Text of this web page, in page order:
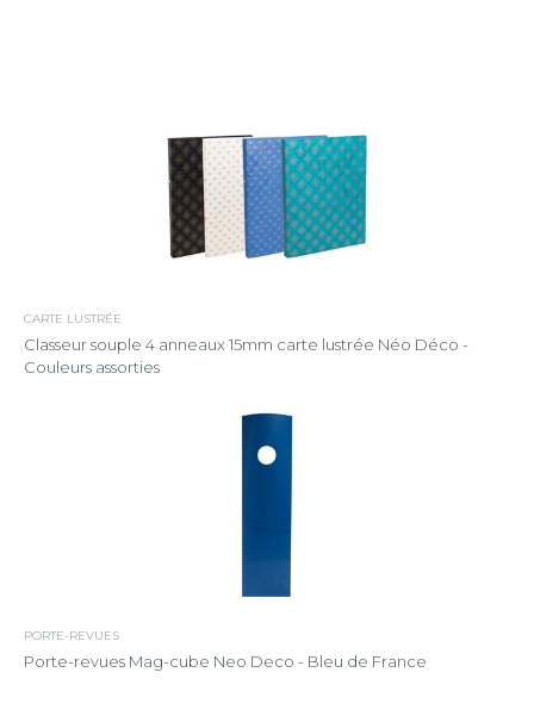
CARTE LUSTRÉE
Classeur souple 4 anneaux 15mm carte lustrée Néo Déco -
Couleurs assorties
PORTE-REVUES
Porte-revues Mag-cube Neo Deco - Bleu de France